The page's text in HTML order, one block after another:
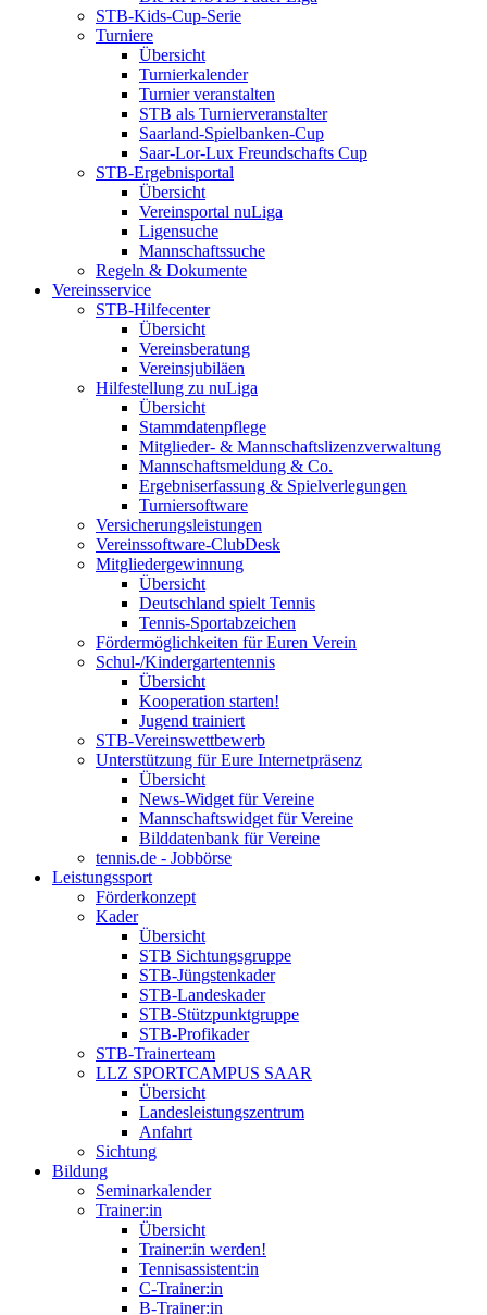
STB-Kids-Cup-Serie
Turniere
Übersicht
Turnierkalender
Turnier veranstalten
STB als Turnierveranstalter
Saarland-Spielbanken-Cup
Saar-Lor-Lux Freundschafts Cup
STB-Ergebnisportal
Übersicht
Vereinsportal nuLiga
Ligensuche
Mannschaftssuche
Regeln & Dokumente
Vereinsservice
STB-Hilfecenter
Übersicht
Vereinsberatung
Vereinsjubiläen
Hilfestellung zu nuLiga
Übersicht
Stammdatenpflege
Mitglieder- & Mannschaftslizenzverwaltung
Mannschaftsmeldung & Co.
Ergebniserfassung & Spielverlegungen
Turniersoftware
Versicherungsleistungen
Vereinssoftware-ClubDesk
Mitgliedergewinnung
Übersicht
Deutschland spielt Tennis
Tennis-Sportabzeichen
Fördermöglichkeiten für Euren Verein
Schul-/Kindergartentennis
Übersicht
Kooperation starten!
Jugend trainiert
STB-Vereinswettbewerb
Unterstützung für Eure Internetpräsenz
Übersicht
News-Widget für Vereine
Mannschaftswidget für Vereine
Bilddatenbank für Vereine
tennis.de - Jobbörse
Leistungssport
Förderkonzept
Kader
Übersicht
STB Sichtungsgruppe
STB-Jüngstenkader
STB-Landeskader
STB-Stützpunktgruppe
STB-Profikader
STB-Trainerteam
LLZ SPORTCAMPUS SAAR
Übersicht
Landesleistungszentrum
Anfahrt
Sichtung
Bildung
Seminarkalender
Trainer:in
Übersicht
Trainer:in werden!
Tennisassistent:in
C-Trainer:in
B-Trainer:in